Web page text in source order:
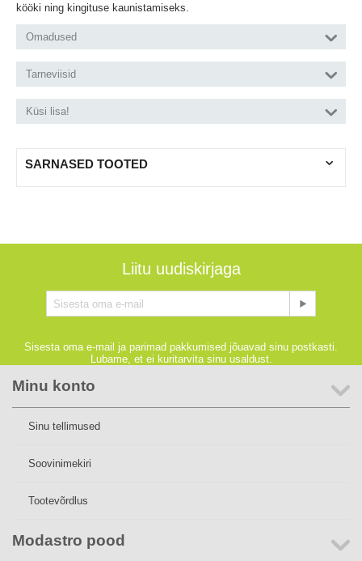
kööki ning kingituse kaunistamiseks.
Omadused
Tarneviisid
Küsi lisa!
SARNASED TOOTED
Liitu uudiskirjaga
Sisesta oma e-mail ja parimad pakkumised jõuavad sinu postkasti.
Lubame, et ei kuritarvita sinu usaldust.
Minu konto
Sinu tellimused
Soovinimekiri
Tootevõrdlus
Modastro pood